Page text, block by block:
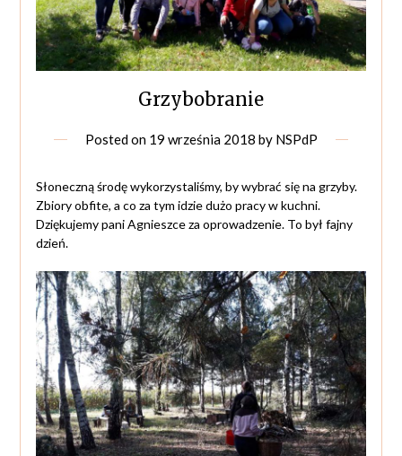
Grzybobranie
Posted on 19 września 2018 by NSPdP
Słoneczną środę wykorzystaliśmy, by wybrać się na grzyby.
Zbiory obfite, a co za tym idzie dużo pracy w kuchni.
Dziękujemy pani Agnieszce za oprowadzenie. To był fajny
dzień.